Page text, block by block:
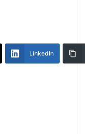
LinkedIn